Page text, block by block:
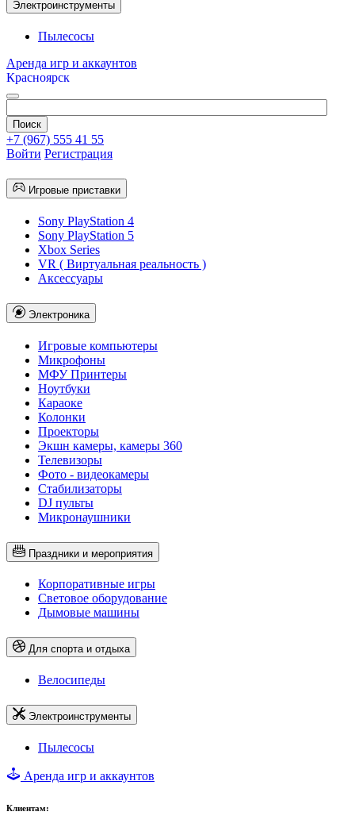
Электроинструменты
Пылесосы
Аренда игр и аккаунтов
Красноярск
+7 (967) 555 41 55
Войти Регистрация
Игровые приставки
Sony PlayStation 4
Sony PlayStation 5
Xbox Series
VR ( Виртуальная реальность )
Аксессуары
Электроника
Игровые компьютеры
Микрофоны
МФУ Принтеры
Ноутбуки
Караоке
Колонки
Проекторы
Экшн камеры, камеры 360
Телевизоры
Фото - видеокамеры
Стабилизаторы
DJ пульты
Микронаушники
Праздники и мероприятия
Корпоративные игры
Световое оборудование
Дымовые машины
Для спорта и отдыха
Велосипеды
Электроинструменты
Пылесосы
Аренда игр и аккаунтов
Клиентам: